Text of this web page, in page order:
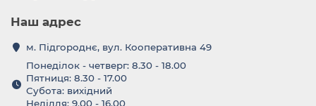
Наш адрес
м. Підгороднє, вул. Кооперативна 49
Понеділок - четверг: 8.30 - 18.00
Пятниця: 8.30 - 17.00
Субота: вихідний
Неділля: 9.00 - 16.00